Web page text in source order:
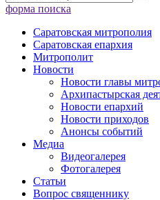
форма поиска
Саратовская митрополия
Саратовская епархия
Митрополит
Новости
Новости главы
Архипастырская
Новости епархий
Новости приходов
Анонсы событий
Медиа
Видеогалерея
Фотогалерея
Статьи
Вопрос священнику